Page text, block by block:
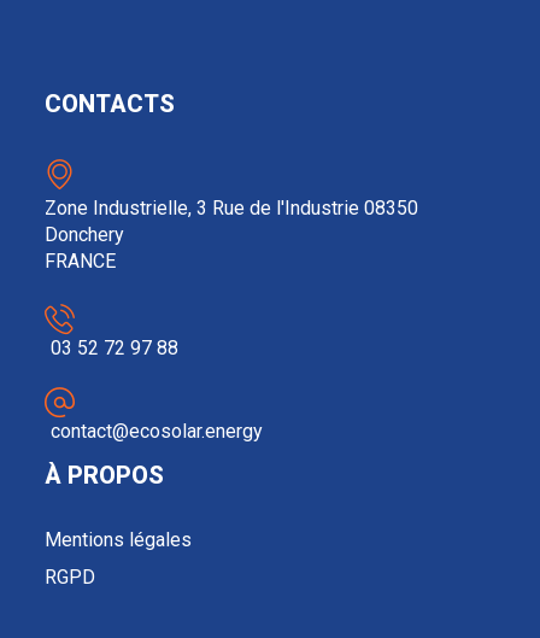
CONTACTS
Zone Industrielle, 3 Rue de l'Industrie 08350
Donchery
FRANCE
03 52 72 97 88
contact@ecosolar.energy
À PROPOS
Mentions légales
RGPD